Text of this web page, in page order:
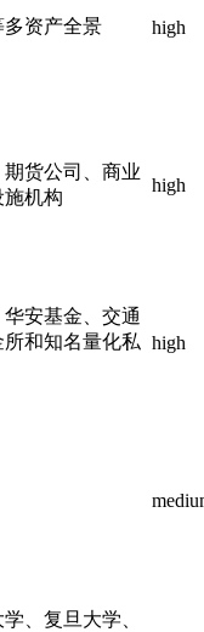
多资产全景 high
货公司、商业
机构
high
安基金、交通
和知名量化私 high
、复旦大学、